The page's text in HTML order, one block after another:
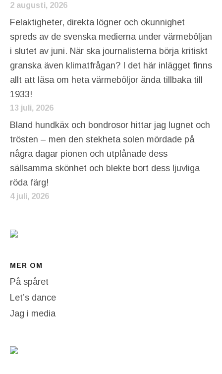
2 augusti, 2026
Felaktigheter, direkta lögner och okunnighet
spreds av de svenska medierna under värmeböljan
i slutet av juni. När ska journalisterna börja kritiskt
granska även klimatfrågan? I det här inlägget finns
allt att läsa om heta värmeböljor ända tillbaka till
1933!
13 juli, 2026
Bland hundkäx och bondrosor hittar jag lugnet och
trösten – men den stekheta solen mördade på
några dagar pionen och utplånade dess
sällsamma skönhet och blekte bort dess ljuvliga
röda färg!
4 juli, 2026
MER OM
På spåret
Let’s dance
Jag i media